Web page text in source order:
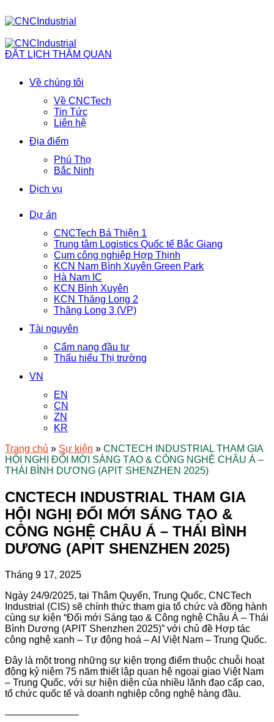
ĐẶT LỊCH THĂM QUAN
Về chúng tôi
Về CNCTech
Tin Tức
Liên hệ
Địa điểm
Phú Thọ
Bắc Ninh
Dịch vụ
Dự án
CNCTech Bá Thiện 1
Trung tâm Logistics Quốc tế Bắc Giang
Cụm công nghiệp Hợp Thịnh
KCN Nam Bình Xuyên Green Park
Hà Nam IC
KCN Bình Xuyên
KCN Thăng Long 2
Thăng Long 3 (VP)
Tài nguyên
Cẩm nang đầu tư
Thấu hiểu Thị trường
VN
EN
CN
ZN
KR
Trang chủ » Sự kiện » CNCTECH INDUSTRIAL THAM GIA
HỘI NGHỊ ĐỔI MỚI SÁNG TẠO & CÔNG NGHỆ CHÂU Á –
THÁI BÌNH DƯƠNG (APIT SHENZHEN 2025)
CNCTECH INDUSTRIAL THAM GIA
HỘI NGHỊ ĐỔI MỚI SÁNG TẠO &
CÔNG NGHỆ CHÂU Á – THÁI BÌNH
DƯƠNG (APIT SHENZHEN 2025)
Tháng 9 17, 2025
Ngày 24/9/2025, tại Thâm Quyến, Trung Quốc, CNCTech
Industrial (CIS) sẽ chính thức tham gia tổ chức và đồng hành
cùng sự kiện “Đổi mới Sáng tạo & Công nghệ Châu Á – Thái
Bình Dương (APIT Shenzhen 2025)” với chủ đề Hợp tác
công nghệ xanh – Tự động hoá – AI Việt Nam – Trung Quốc.
Đây là một trong những sự kiện trọng điểm thuộc chuỗi hoạt
động kỷ niệm 75 năm thiết lập quan hệ ngoại giao Việt Nam
– Trung Quốc, với sự hiện diện của nhiều lãnh đạo cấp cao,
tổ chức quốc tế và doanh nghiệp công nghệ hàng đầu.
———————–